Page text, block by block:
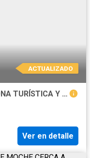
ACTUALIZADO
VENDO CASA DE 3 PISOS EN ZONA TURÍSTICA Y COMERCIAL, EN MOCHE
Ver en detalle